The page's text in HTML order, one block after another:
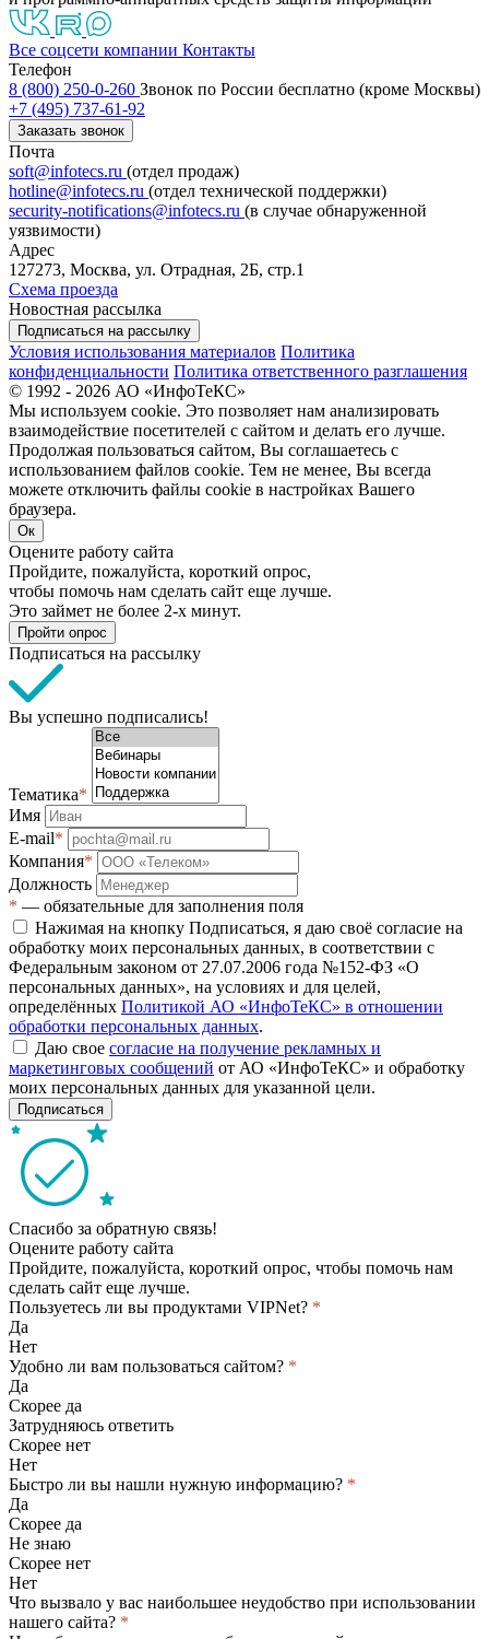
Все соцсети компании Контакты
Телефон
8 (800) 250-0-260 Звонок по России бесплатно (кроме Москвы)
+7 (495) 737-61-92
Заказать звонок
Почта
soft@infotecs.ru (отдел продаж)
hotline@infotecs.ru (отдел технической поддержки)
security-notifications@infotecs.ru (в случае обнаруженной
уязвимости)
Адрес
127273, Москва, ул. Отрадная, 2Б, стр.1
Схема проезда
Новостная рассылка
Подписаться на рассылку
Условия использования материалов Политика
конфиденциальности Политика ответственного разглашения
© 1992 - 2026 АО «ИнфоТеКС»
Мы используем cookie. Это позволяет нам анализировать
взаимодействие посетителей с сайтом и делать его лучше.
Продолжая пользоваться сайтом, Вы соглашаетесь с
использованием файлов cookie. Тем не менее, Вы всегда
можете отключить файлы cookie в настройках Вашего
браузера.
Ок
Оцените работу сайта
Пройдите, пожалуйста, короткий опрос,
чтобы помочь нам сделать сайт еще лучше.
Это займет не более 2-х минут.
Пройти опрос
Подписаться на рассылку
Вы успешно подписались!
Тематика*
Имя
E-mail*
Компания*
Должность
* — обязательные для заполнения поля
Нажимая на кнопку Подписаться, я даю своё согласие на
обработку моих персональных данных, в соответствии с
Федеральным законом от 27.07.2006 года №152-ФЗ «О
персональных данных», на условиях и для целей,
определённых Политикой АО «ИнфоТеКС» в отношении
обработки персональных данных.
Даю свое согласие на получение рекламных и
маркетинговых сообщений от АО «ИнфоТеКС» и обработку
моих персональных данных для указанной цели.
Подписаться
Спасибо за обратную связь!
Оцените работу сайта
Пройдите, пожалуйста, короткий опрос, чтобы помочь нам
сделать сайт еще лучше.
Пользуетесь ли вы продуктами VIPNet? *
Да
Нет
Удобно ли вам пользоваться сайтом? *
Да
Скорее да
Затрудняюсь ответить
Скорее нет
Нет
Быстро ли вы нашли нужную информацию? *
Да
Скорее да
Не знаю
Скорее нет
Нет
Что вызвало у вас наибольшее неудобство при использовании
нашего сайта? *